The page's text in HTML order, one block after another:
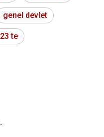
genel devlet
te